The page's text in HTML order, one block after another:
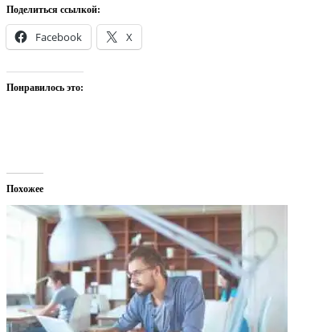
Поделиться ссылкой:
Facebook X
Понравилось это:
Похожее